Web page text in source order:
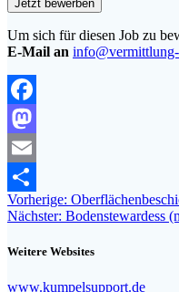
Um sich für diesen Job zu
E-Mail an
Facebook
Mastodon
Email
Teilen
Vorherige: Vorheriger
Beitrag:
Nächster: Nächster
Bodenstewardess
Weitere Websites
www.kumpelsupport.de